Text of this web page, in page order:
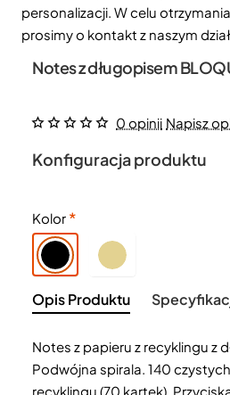
personalizacji. W celu
prosimy o kontakt z naszym
Notes z długopisem
0 opinii Napisz
Konfiguracja produktu
Kolor
Opis Produktu
Notes z papieru z recyklingu z
Podwójna spirala. 140
recyklingu (70 kartek).